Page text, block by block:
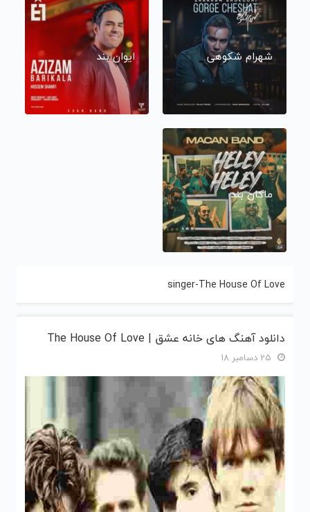
شهرام شکوهی ایوان بند
ماکان بند
singer-The House Of Love
دانلود آهنگ های خانه عشق | The House Of Love